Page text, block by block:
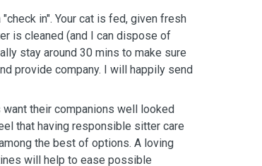
in". Your cat is fed, given fresh
is cleaned (and I can dispose of
stay around 30 mins to make sure
provide company. I will happily send
their companions well looked
that having responsible sitter care
the best of options. A loving
will help to ease possible